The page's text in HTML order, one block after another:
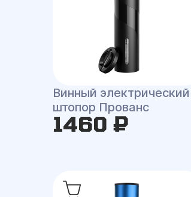
Винный электрический
штопор Прованс
1460 ₽